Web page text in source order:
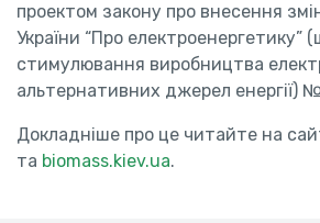
проектом закону про внесення
України “Про електроенергетику”
стимулювання виробництва
альтернативних джерел енергії)
Докладніше про це читайте на
та biomass.kiev.ua.